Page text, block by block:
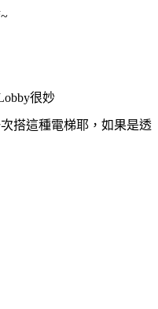
很妙
搭這種電梯耶， 如果是透